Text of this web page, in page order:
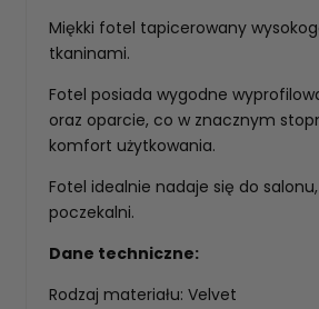
Miękki fotel tapicerowany
tkaninami.
Fotel posiada wygodne
oraz oparcie, co w znacznym
komfort użytkowania.
Fotel idealnie nadaje się do
poczekalni.
Dane techniczne:
Rodzaj materiału: Velvet